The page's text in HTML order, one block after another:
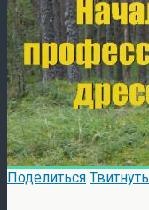
Поделиться Твитнуть